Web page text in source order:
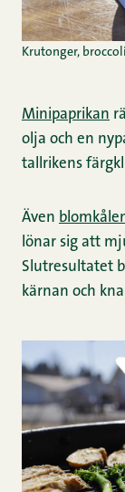
Krutonger,
Minipaprikan
olja och en
tallrikens
Även
lönar sig att
Slutresultatet
kärnan och